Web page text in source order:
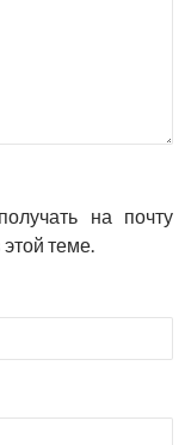
на почту
теме.